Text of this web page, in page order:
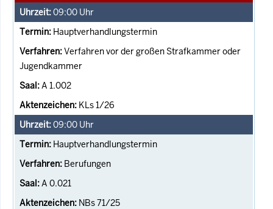
09:00 Uhr
Hauptverhandlungstermin
Verfahren vor der großen Strafkammer oder
Jugendkammer
A 1.002
KLs 1/26
09:00 Uhr
Hauptverhandlungstermin
Berufungen
A 0.021
NBs 71/25